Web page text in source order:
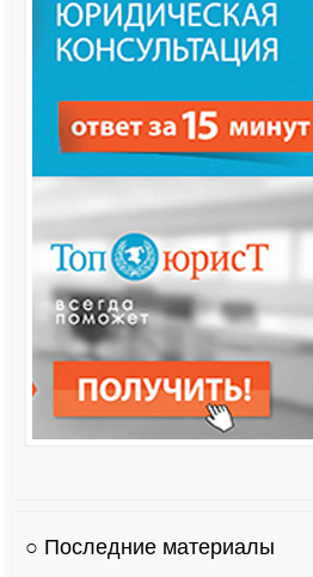
○ Последние материалы